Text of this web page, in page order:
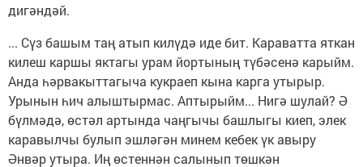
дигәндәй.
... Сүз башым таң атып килүдә иде бит. Караватта яткан
килеш каршы яктагы урам йортының түбәсенә карыйм.
Анда һәрвакыттагыча кукраеп кына карга утырыр.
Урынын һич алыштырмас. Аптырыйм... Нигә шулай? Ә
бүлмәдә, өстәл артында чаңгычы башлыгы киеп, элек
каравылчы булып эшләгән минем кебек үк авыру
Әнвәр утыра. Иң өстеннән салынып төшкән